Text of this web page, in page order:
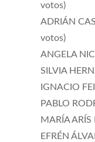
votos)
ADRIÁN
votos)
ANGELA
SILVIA
IGNACIO
PABLO
MARÍA
EFRÉN